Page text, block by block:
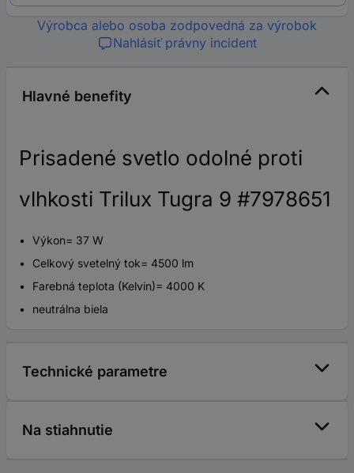
Výrobca alebo osoba zodpovedná za výrobok
Nahlásiť právny incident
Hlavné benefity
Prisadené svetlo odolné proti
vlhkosti Trilux Tugra 9 #7978651
Výkon= 37 W
Celkový svetelný tok= 4500 lm
Farebná teplota (Kelvin)= 4000 K
neutrálna biela
Technické parametre
Na stiahnutie